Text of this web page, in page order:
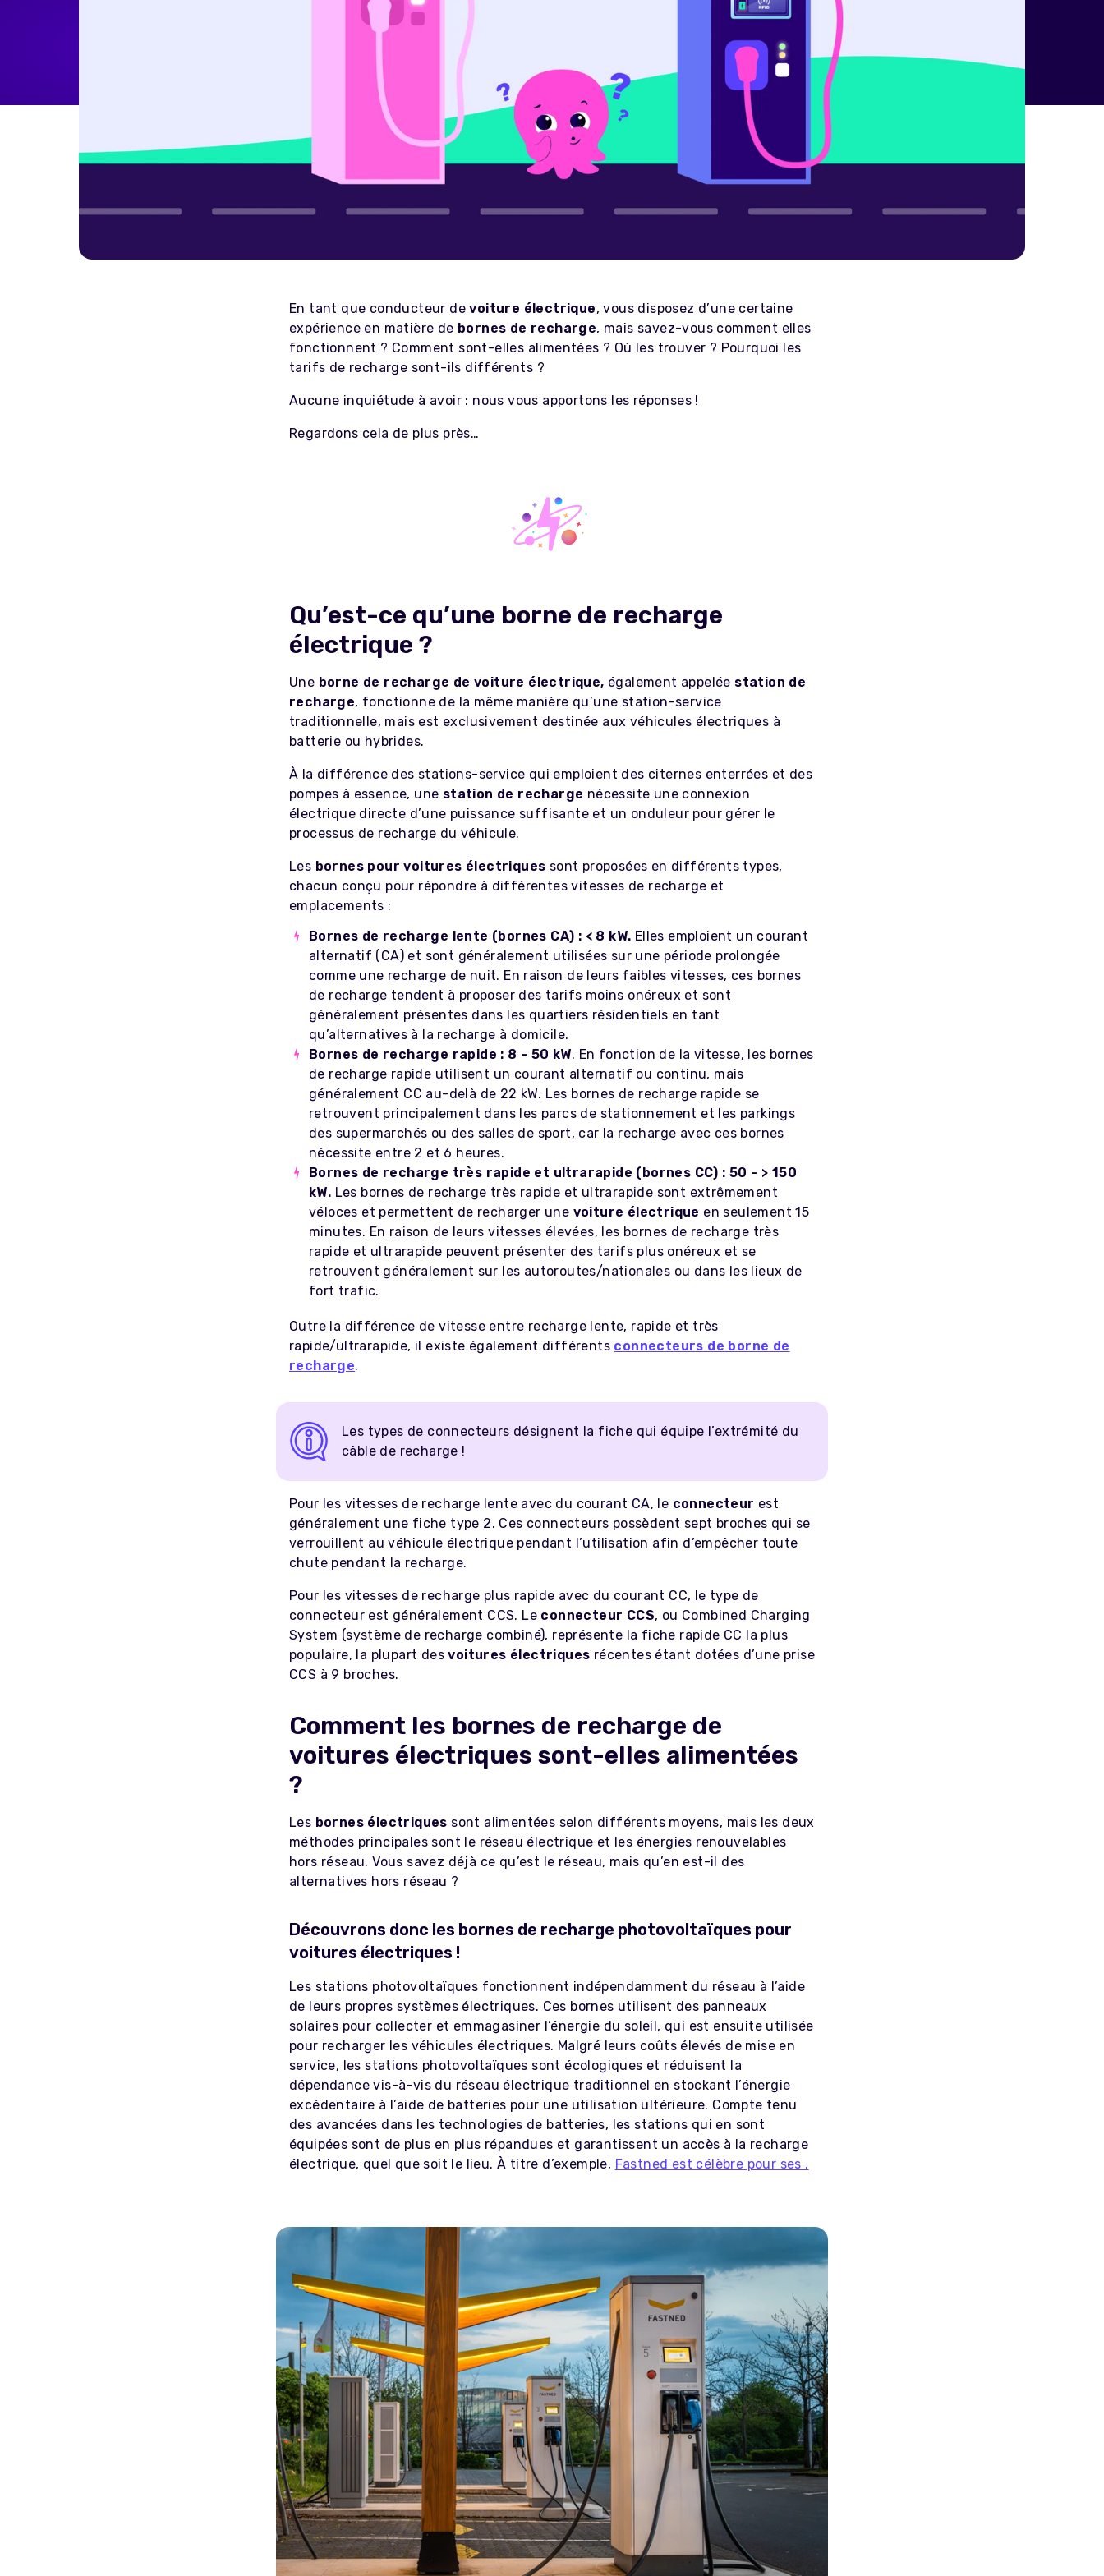
charging costs for your business
with salary sacrifice from
En tant que conducteur devoiture électrique, vous disposez d’une certaine
expérience en matière de bornes de recharge, mais savez-vous comment elles
fonctionnent ? Comment sont-elles alimentées ? Où les trouver ? Pourquoi les
tarifs de recharge sont-ils différents ?
Aucune inquiétude à avoir : nous vous apportons les réponses !
Regardons cela de plus près…
Qu’est-ce qu’une borne de recharge
électrique ?
Une borne de recharge de voiture électrique, également appelée station de
recharge, fonctionne de la même manière qu’une station-service
traditionnelle, mais est exclusivement destinée aux véhicules électriques à
batterie ou hybrides.
À la différence des stations-service qui emploient des citernes enterrées et des
pompes à essence, une station de recharge nécessite une connexion
électrique directe d’une puissance suffisante et un onduleur pour gérer le
processus de recharge du véhicule.
Les bornes pour voitures électriques sont proposées en différents types,
chacun conçu pour répondre à différentes vitesses de recharge et
emplacements :
Bornes de recharge lente (bornes CA) : < 8 kW. Elles emploient un courant
alternatif (CA) et sont généralement utilisées sur une période prolongée
comme une recharge de nuit. En raison de leurs faibles vitesses, ces bornes
de recharge tendent à proposer des tarifs moins onéreux et sont
généralement présentes dans les quartiers résidentiels en tant
qu’alternatives à la recharge à domicile.
Bornes de recharge rapide : 8 - 50 kW. En fonction de la vitesse, les bornes
de recharge rapide utilisent un courant alternatif ou continu, mais
généralement CC au-delà de 22 kW. Les bornes de recharge rapide se
retrouvent principalement dans les parcs de stationnement et les parkings
des supermarchés ou des salles de sport, car la recharge avec ces bornes
nécessite entre 2 et 6 heures.
Bornes de recharge très rapide et ultrarapide (bornes CC) : 50 - > 150
kW. Les bornes de recharge très rapide et ultrarapide sont extrêmement
véloces et permettent de recharger une voiture électrique en seulement 15
minutes. En raison de leurs vitesses élevées, les bornes de recharge très
rapide et ultrarapide peuvent présenter des tarifs plus onéreux et se
retrouvent généralement sur les autoroutes/nationales ou dans les lieux de
fort trafic.
Outre la différence de vitesse entre recharge lente, rapide et très
rapide/ultrarapide, il existe également différents connecteurs de borne de
recharge.
Les types de connecteurs désignent la fiche qui équipe l’extrémité du
câble de recharge !
Pour les vitesses de recharge lente avec du courant CA, le connecteur est
généralement une fiche type 2. Ces connecteurs possèdent sept broches qui se
verrouillent au véhicule électrique pendant l’utilisation afin d’empêcher toute
chute pendant la recharge.
Pour les vitesses de recharge plus rapide avec du courant CC, le type de
connecteur est généralement CCS. Le connecteur CCS, ou Combined Charging
System (système de recharge combiné), représente la fiche rapide CC la plus
populaire, la plupart desvoitures électriques récentes étant dotées d’une prise
CCS à 9 broches.
Comment les bornes de recharge de
voitures électriques sont-elles alimentées
?
Les bornes électriques sont alimentées selon différents moyens, mais les deux
méthodes principales sont le réseau électrique et les énergies renouvelables
hors réseau. Vous savez déjà ce qu’est le réseau, mais qu’en est-il des
alternatives hors réseau ?
Découvrons donc les bornes de recharge photovoltaïques pour
voitures électriques !
Les stations photovoltaïques fonctionnent indépendamment du réseau à l’aide
de leurs propres systèmes électriques. Ces bornes utilisent des panneaux
solaires pour collecter et emmagasiner l’énergie du soleil, qui est ensuite utilisée
pour recharger les véhicules électriques. Malgré leurs coûts élevés de mise en
service, les stations photovoltaïques sont écologiques et réduisent la
dépendance vis-à-vis du réseau électrique traditionnel en stockant l’énergie
excédentaire à l’aide de batteries pour une utilisation ultérieure. Compte tenu
des avancées dans les technologies de batteries, les stations qui en sont
équipées sont de plus en plus répandues et garantissent un accès à la recharge
électrique, quel que soit le lieu. À titre d’exemple, Fastned est célèbre pour ses .